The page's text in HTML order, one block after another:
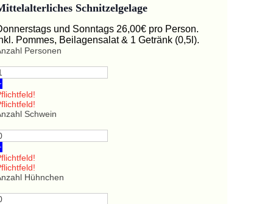
Schnitzelgelage
und Sonntags 26,00€ pro Person.
Pommes, Beilagensalat & 1 Getränk (0,5l).
Personen
Schwein
Hühnchen